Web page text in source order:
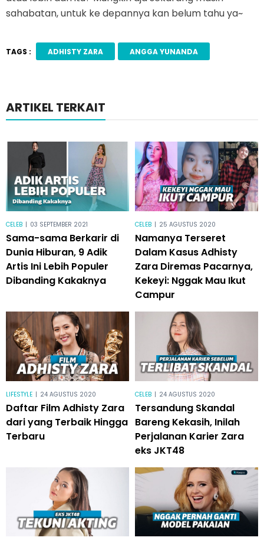
sahabatan, untuk ke depannya kan belum tahu ya~
TAGS : ADHISTY ZARA ANGGA YUNANDA
ARTIKEL TERKAIT
CELEB | 03 SEPTEMBER 2021
Sama-sama Berkarir di
Dunia Hiburan, 9 Adik
Artis Ini Lebih Populer
Dibanding Kakaknya
CELEB | 25 AGUSTUS 2020
Namanya Terseret
Dalam Kasus Adhisty
Zara Diremas Pacarnya,
Kekeyi: Nggak Mau Ikut
Campur
LIFESTYLE | 24 AGUSTUS 2020
Daftar Film Adhisty Zara
dari yang Terbaik Hingga
Terbaru
CELEB | 24 AGUSTUS 2020
Tersandung Skandal
Bareng Kekasih, Inilah
Perjalanan Karier Zara
eks JKT48